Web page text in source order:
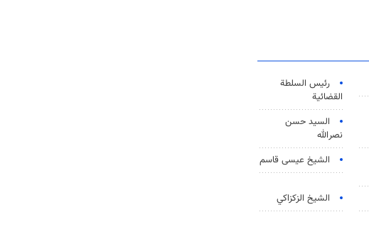
رئیس السلطة
القضائیة
السيد حسن
نصرالله
الشيخ عيسى قاسم
الشيخ الزكزاكي